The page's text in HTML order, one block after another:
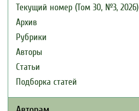
Текущий номер (Том 30, №3, 2026)
Архив
Рубрики
Авторы
Статьи
Подборка статей